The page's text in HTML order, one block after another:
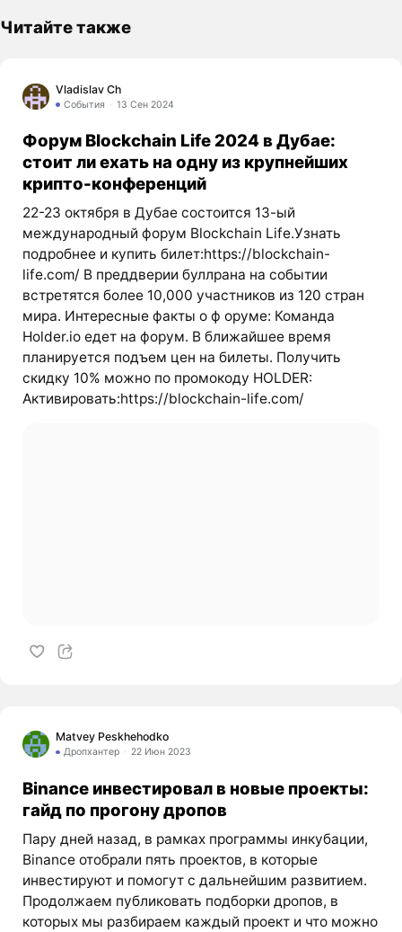
Читайте также
Vladislav Ch
События 13 Сен 2024
Форум Blockchain Life 2024 в Дубае:
стоит ли ехать на одну из крупнейших
крипто-конференций
22-23 октября в Дубае состоится 13-ый
международный форум Blockchain Life.Узнать
подробнее и купить билет:https://blockchain-
life.com/ В преддверии буллрана на событии
встретятся более 10,000 участников из 120 стран
мира. Интересные факты о ф оруме: Команда
Holder.io едет на форум. В ближайшее время
планируется подъем цен на билеты. Получить
скидку 10% можно по промокоду HOLDER:
Активировать:https://blockchain-life.com/
Matvey Peskhehodko
Дропхантер 22 Июн 2023
Binance инвестировал в новые проекты:
гайд по прогону дропов
Пару дней назад, в рамках программы инкубации,
Binance отобрали пять проектов, в которые
инвестируют и помогут с дальнейшим развитием.
Продолжаем публиковать подборки дропов, в
которых мы разбираем каждый проект и что можно